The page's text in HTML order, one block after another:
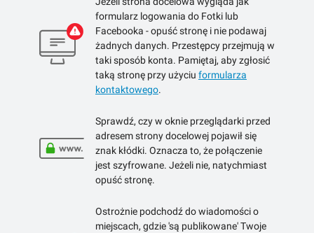
formularz logowania do Fotki lub
Facebooka - opuść stronę i nie podawaj
żadnych danych. Przestępcy przejmują w
taki sposób konta. Pamiętaj, aby zgłosić
taką stronę przy użyciu formularza
kontaktowego.
Sprawdź, czy w oknie przeglądarki przed
adresem strony docelowej pojawił się
znak kłódki. Oznacza to, że połączenie
jest szyfrowane. Jeżeli nie, natychmiast
opuść stronę.
Ostrożnie podchodź do wiadomości o
miejscach, gdzie 'są publikowane' Twoje